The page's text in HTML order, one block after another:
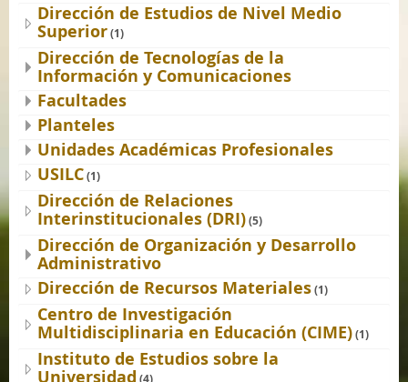
Dirección de Estudios de Nivel Medio
Superior(1)
Dirección de Tecnologías de la
Información y Comunicaciones
Facultades
Planteles
Unidades Académicas Profesionales
USILC(1)
Dirección de Relaciones
Interinstitucionales (DRI)(5)
Dirección de Organización y Desarrollo
Administrativo
Dirección de Recursos Materiales(1)
Centro de Investigación
Multidisciplinaria en Educación (CIME)(1)
Instituto de Estudios sobre la
Universidad (4)